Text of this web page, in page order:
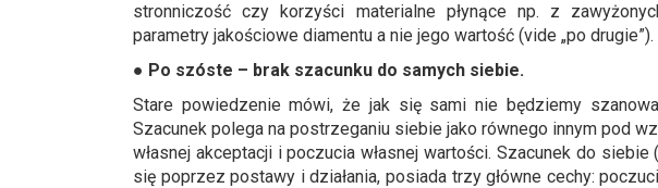
stronniczość czy korzyści materialne płynące np. z
parametry jakościowe diamentu a nie jego wartość (vide „po drugie”).
● Po szóste – brak szacunku do samych siebie.
Stare powiedzenie mówi, że jak się sami nie będziemy
Szacunek polega na postrzeganiu siebie jako równego innym pod
własnej akceptacji i poczucia własnej wartości. Szacunek do siebie
się poprzez postawy i działania, posiada trzy główne cechy: